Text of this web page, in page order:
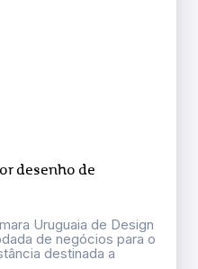
desenho de
Uruguaia de Design
de negócios para o
destinada a